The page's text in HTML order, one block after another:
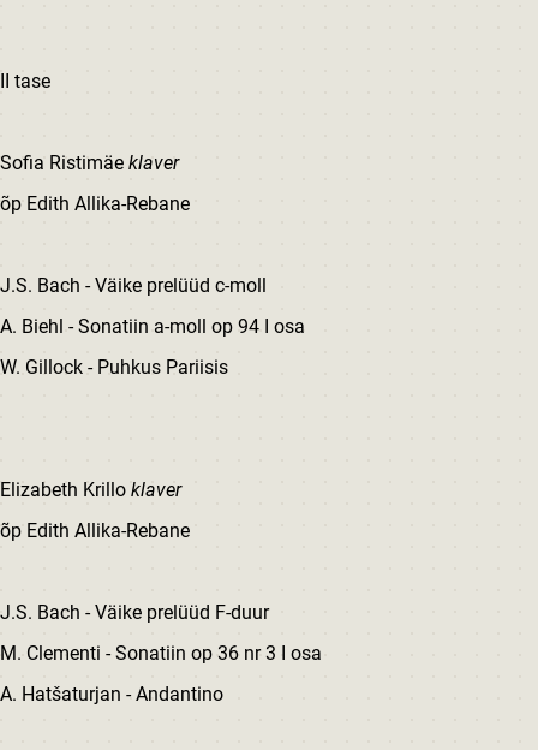
II tase
Sofia Ristimäe klaver
õp Edith Allika-Rebane
J.S. Bach - Väike prelüüd c-moll
A. Biehl - Sonatiin a-moll op 94 I osa
W. Gillock - Puhkus Pariisis
Elizabeth Krillo klaver
õp Edith Allika-Rebane
J.S. Bach - Väike prelüüd F-duur
M. Clementi - Sonatiin op 36 nr 3 I osa
A. Hatšaturjan - Andantino